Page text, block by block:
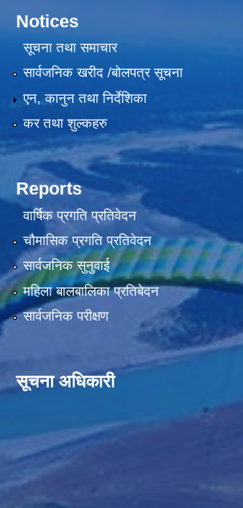
Notices
सूचना तथा समाचार
सार्वजनिक खरीद /बोलपत्र सूचना
एन, कानुन तथा निर्देशिका
कर तथा शुल्कहरु
Reports
वार्षिक प्रगति प्रतिवेदन
चौमासिक प्रगति प्रतिवेदन
सार्वजनिक सुनुवाई
महिला बालबालिका प्रतिबेदन
सार्वजनिक परीक्षण
सूचना अधिकारी